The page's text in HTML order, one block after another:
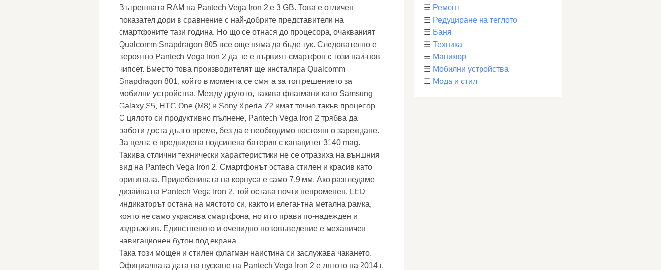
Вътрешната RAM на Pantech Vega Iron 2 е 3 GB. Това е отличен
показател дори в сравнение с най-добрите представители на
смартфоните тази година. Но що се отнася до процесора, очакваният
Qualcomm Snapdragon 805 все още няма да бъде тук. Следователно е
вероятно Pantech Vega Iron 2 да не е първият смартфон с този най-нов
чипсет. Вместо това производителят ще инсталира Qualcomm
Snapdragon 801, който в момента се смята за топ решението за
мобилни устройства. Между другото, такива флагмани като Samsung
Galaxy S5, HTC One (M8) и Sony Xperia Z2 имат точно такъв процесор.
С цялото си продуктивно пълнене, Pantech Vega Iron 2 трябва да
работи доста дълго време, без да е необходимо постоянно зареждане.
За целта е предвидена подсилена батерия с капацитет 3140 mag.
Такива отлични технически характеристики не се отразиха на външния
вид на Pantech Vega Iron 2. Смартфонът остава стилен и красив като
оригинала. Придебелината на корпуса е само 7,9 мм. Ако разгледаме
дизайна на Pantech Vega Iron 2, той остава почти непроменен. LED
индикаторът остана на мястото си, както и елегантна метална рамка,
която не само украсява смартфона, но и го прави по-надежден и
издръжлив. Единственото и очевидно нововъведение е механичен
навигационен бутон под екрана.
Така този мощен и стилен флагман наистина си заслужава чакането.
Официалната дата на пускане на Pantech Vega Iron 2 е лятото на 2014 г.
☰ Ремонт
☰ Редуциране на теглото
☰ Баня
☰ Техника
☰ Маникюр
☰ Мобилни устройства
☰ Мода и стил